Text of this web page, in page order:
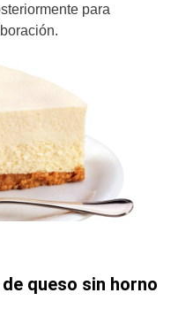
para
queso sin horno